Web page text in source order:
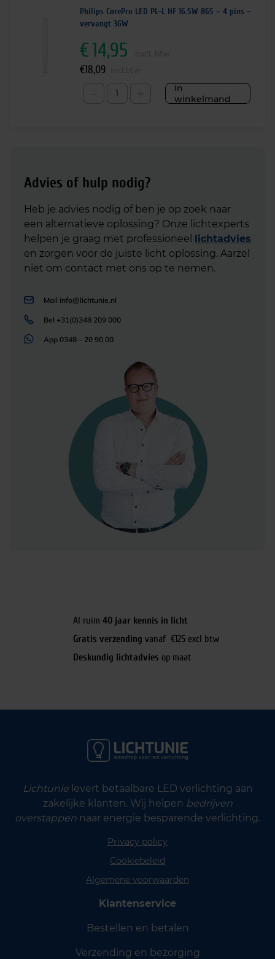
Philips CorePro LED PL-L HF 16.5W 865 – 4 pins –
vervangt 36W
In
winkelmand
€14,95
€18,09
Advies of hulp nodig?
Heb je advies nodig of ben je op zoek naar
een alternatieve oplossing? Onze lichtexperts
helpen je graag met professioneel lichtadvies
en zorgen voor de juiste licht oplossing. Aarzel
niet om contact met ons op te nemen.
Mail info@lichtunie.nl
Bel +31(0)348 209 000
App 0348 – 20 90 00
Al ruim 40 jaar kennis in licht
Gratis verzending vanaf €125 excl btw
Deskundig lichtadvies op maat
Lichtunielevert betaalbare LED verlichting aan
zakelijke klanten. Wij helpen bedrijven
overstappen naar energie besparende verlichting.
Privacy policy
Cookiebeleid
Algemene voorwaarden
Klantenservice
Bestellen en betalen
Verzending en bezorging